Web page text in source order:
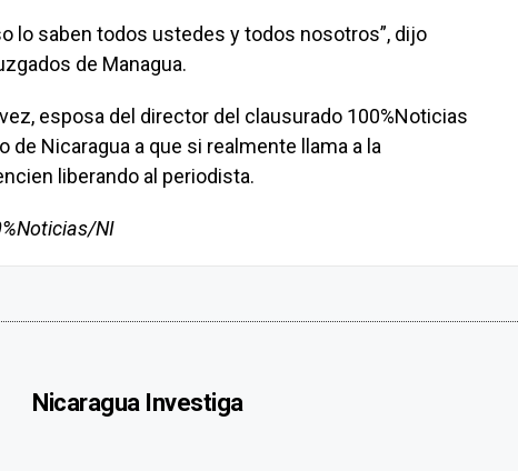
lo saben todos ustedes y todos nosotros”, dijo
de Managua.
esposa del director del clausurado 100%Noticias
de Nicaragua a que si realmente llama a la
liberando al periodista.
NI
Nicaragua Investiga